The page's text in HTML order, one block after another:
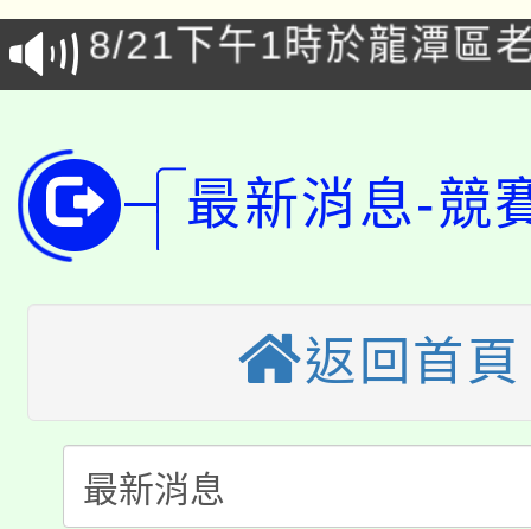
告(尚有缺額)
場熱烈登場!
8/21下午1時於龍潭區
徵才活動。
YOUNG桃局內行報名
局官網。
開!
115年桃園市運動會8/
桃園市低收入戶享有免
視費優惠，中低收入戶
半價優惠，詳情可洽有
者。
份教師增能研習
大溪自造教育及科技
份教師研習
淨零綠生活教案入校路
會
公告本校115學年度第
最新消息-競
返回首頁